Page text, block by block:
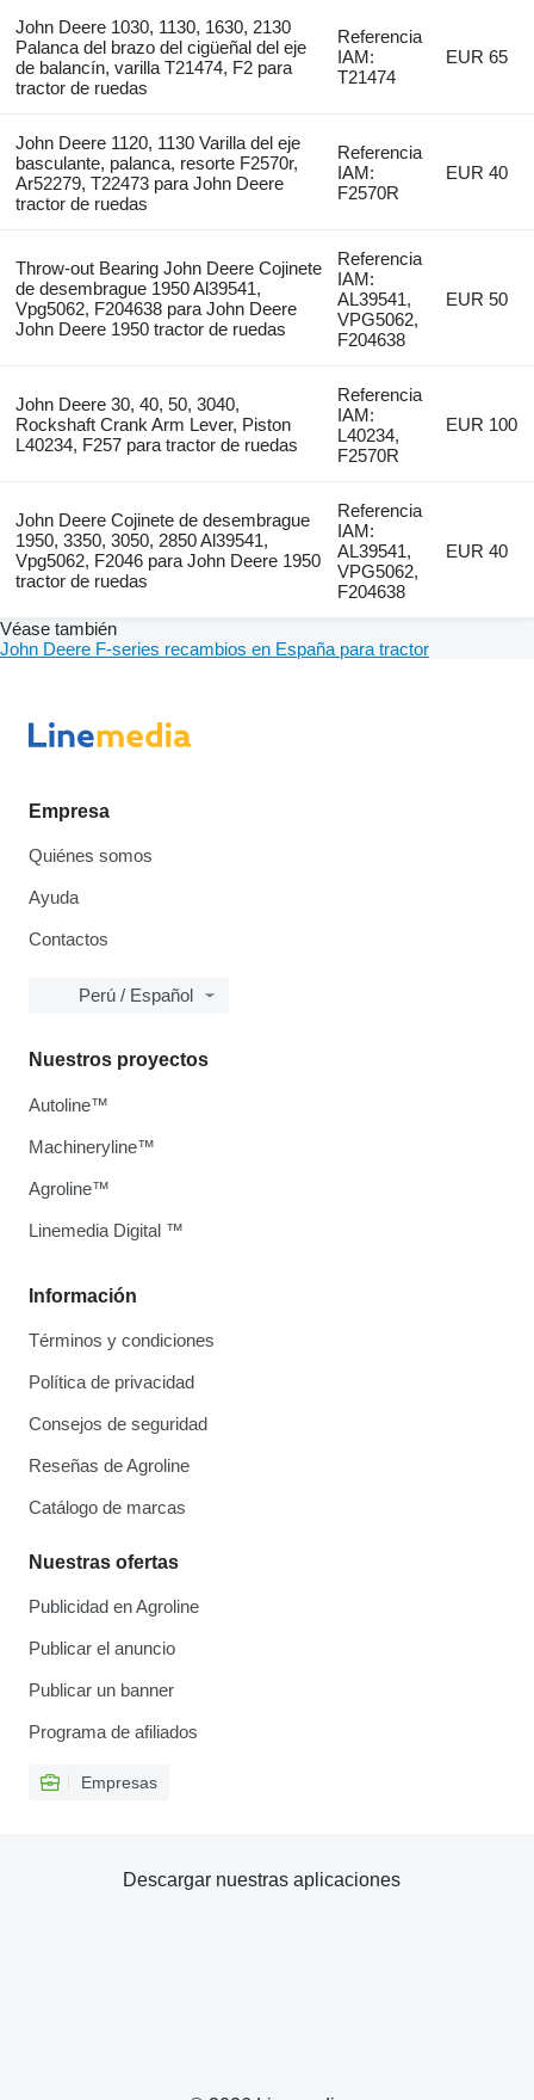
John Deere 1030, 1130, 1630, 2130
Palanca del brazo del cigüeñal del eje
de balancín, varilla T21474, F2 para
tractor de ruedas
Referencia
IAM:
T21474
EUR 65
John Deere 1120, 1130 Varilla del eje
basculante, palanca, resorte F2570r,
Ar52279, T22473 para John Deere
tractor de ruedas
Referencia
IAM:
F2570R
EUR 40
Throw-out Bearing John Deere Cojinete
de desembrague 1950 Al39541,
Vpg5062, F204638 para John Deere
John Deere 1950 tractor de ruedas
Referencia
IAM:
AL39541,
VPG5062,
F204638
EUR 50
John Deere 30, 40, 50, 3040,
Rockshaft Crank Arm Lever, Piston
L40234, F257 para tractor de ruedas
Referencia
IAM:
L40234,
F2570R
EUR 100
John Deere Cojinete de desembrague
1950, 3350, 3050, 2850 Al39541,
Vpg5062, F2046 para John Deere 1950
tractor de ruedas
Referencia
IAM:
AL39541,
VPG5062,
F204638
EUR 40
Véase también
John Deere F-series recambios en España para tractor
Empresa
Quiénes somos
Ayuda
Contactos
Perú / Español
Información
Términos y condiciones
Política de privacidad
Consejos de seguridad
Reseñas de Agroline
Catálogo de marcas
Nuestras ofertas
Publicidad en Agroline
Publicar el anuncio
Publicar un banner
Programa de afiliados
Empresas
Nuestros proyectos
Autoline™
Machineryline™
Agroline™
Linemedia Digital ™
Descargar nuestras aplicaciones